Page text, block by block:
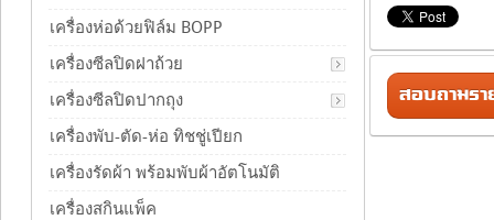
สอบถามรา
เครื่องห่อด้วยฟิล์ม BOPP
เครื่องซีลปิดฝาถ้วย
เครื่องซีลปิดปากถุง
เครื่องพับ-ตัด-ห่อ ทิชชู่เปียก
เครื่องรัดผ้า พร้อมพับผ้าอัตโนมัติ
เครื่องสกินแพ็ค